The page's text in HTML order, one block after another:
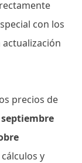
con los
precios de
y